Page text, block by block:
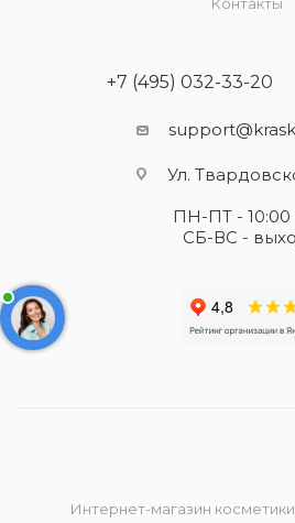
Контакты
+7 (495) 032-33-20
Ул.
ПН-ПТ - 10:00
СБ-ВС -
Интернет-магазин